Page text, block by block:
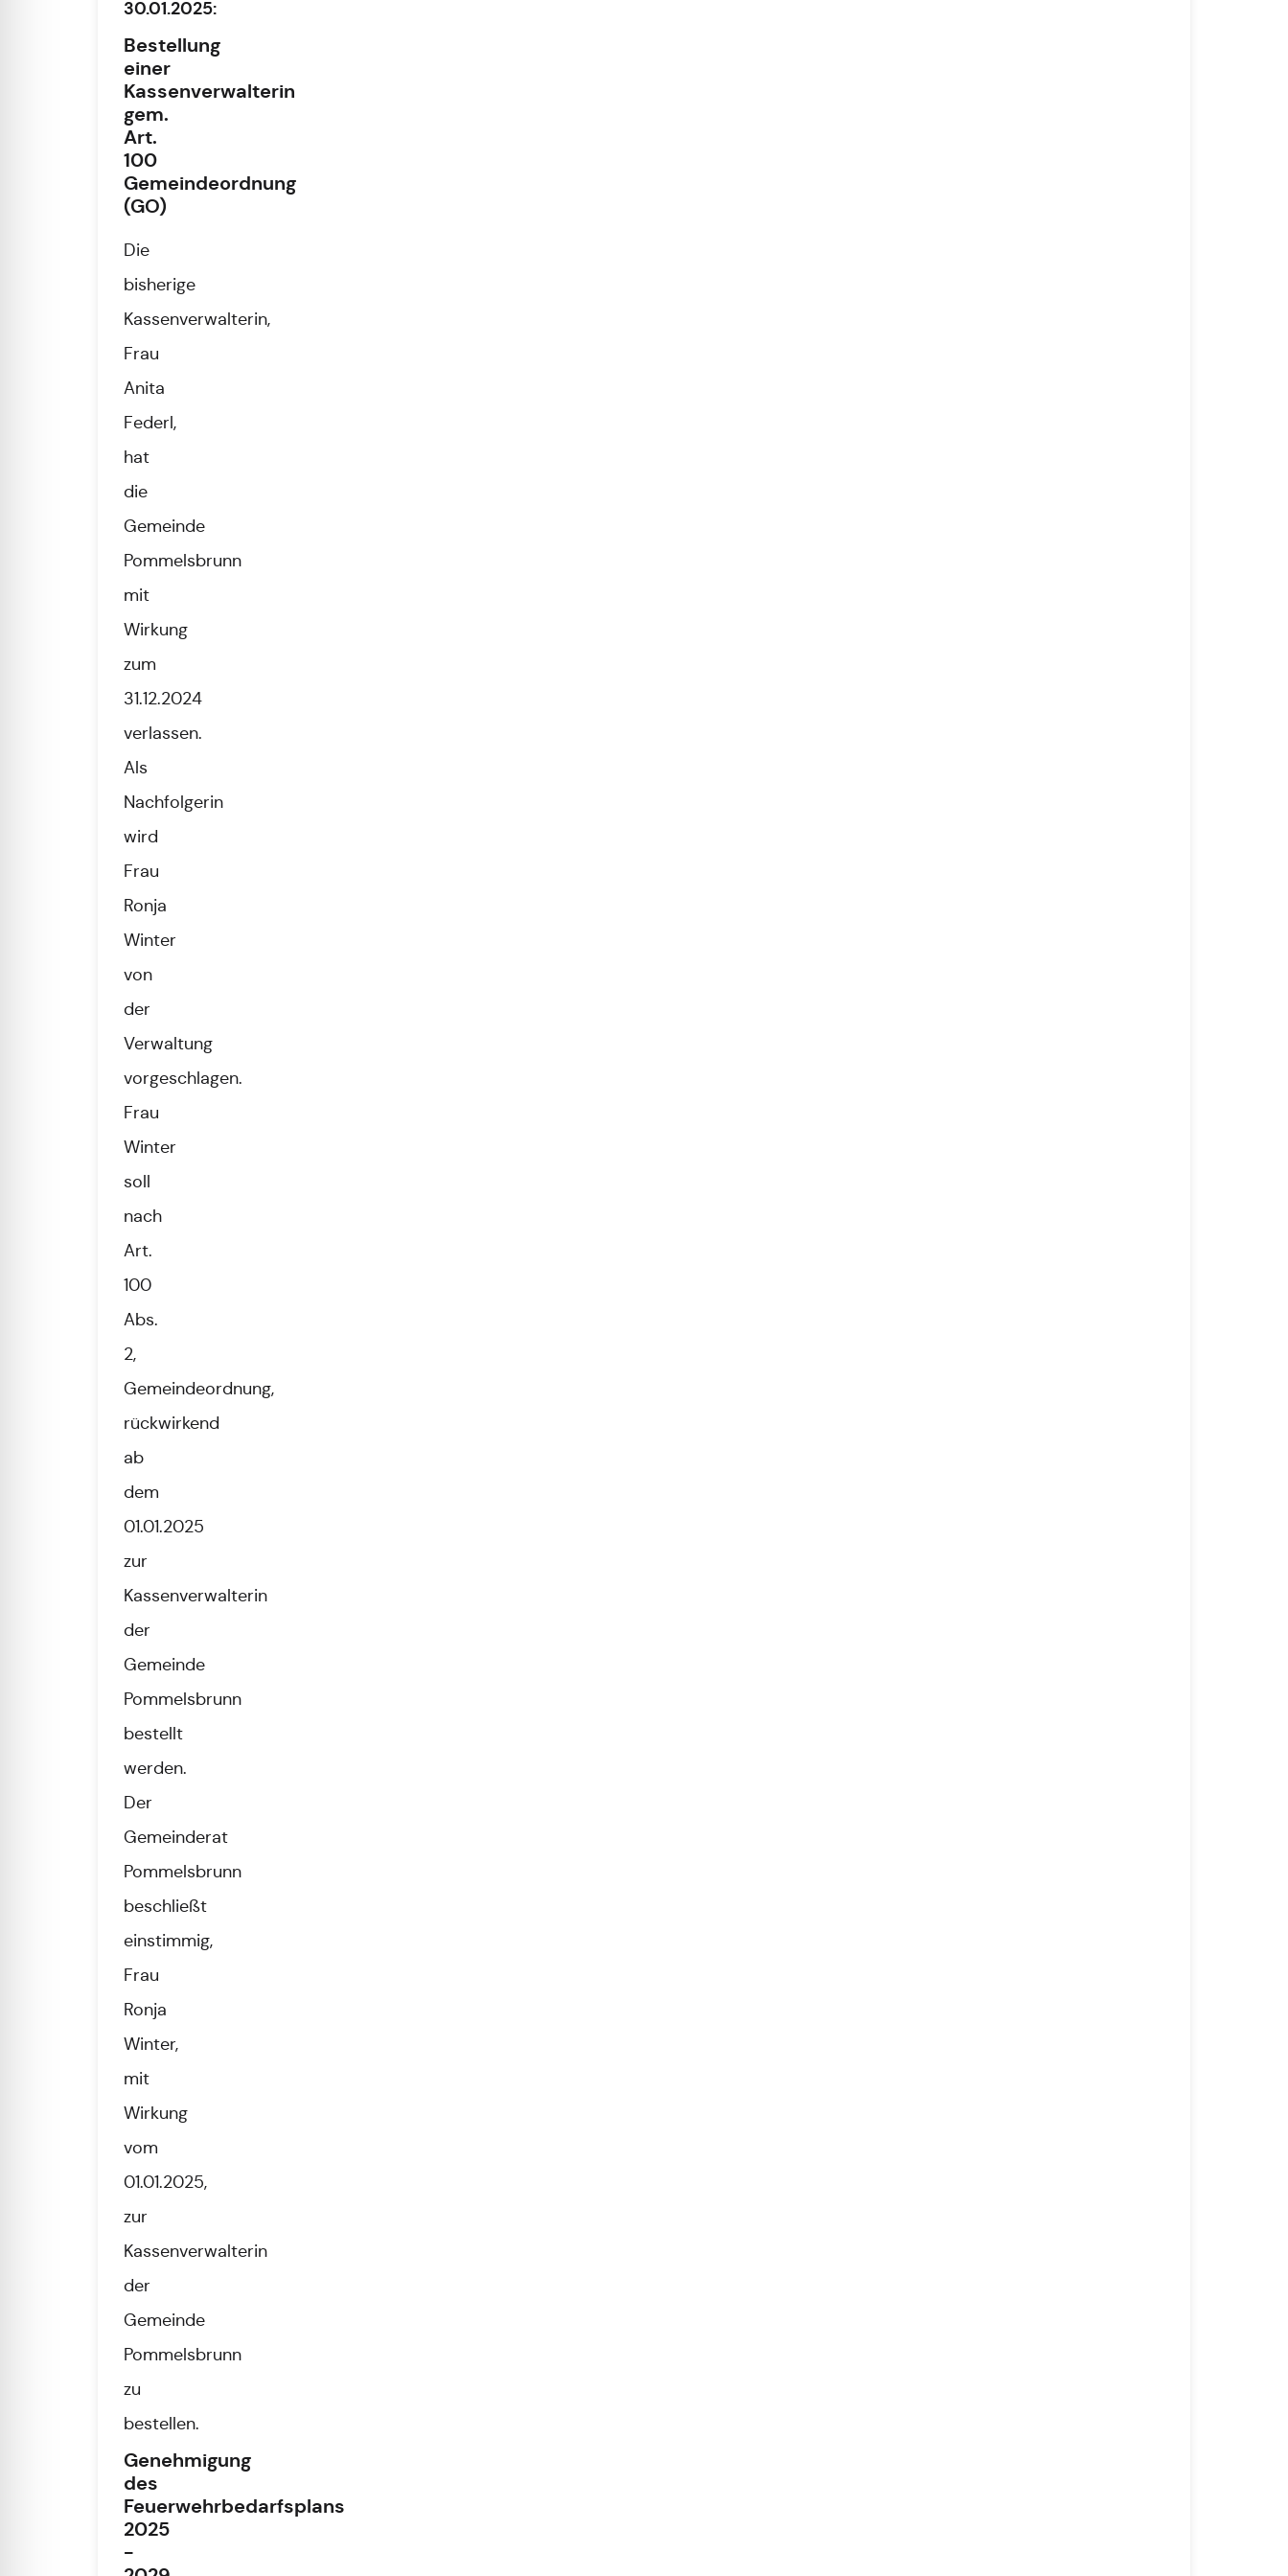
30.01.2025:
Bestellung
einer
Kassenverwalterin
gem.
Art.
100
Gemeindeordnung
(GO)
Die
bisherige
Kassenverwalterin,
Frau
Anita
Federl,
hat
die
Gemeinde
Pommelsbrunn
mit
Wirkung
zum
31.12.2024
verlassen.
Als
Nachfolgerin
wird
Frau
Ronja
Winter
von
der
Verwaltung
vorgeschlagen.
Frau
Winter
soll
nach
Art.
100
Abs.
2,
Gemeindeordnung,
rückwirkend
ab
dem
01.01.2025
zur
Kassenverwalterin
der
Gemeinde
Pommelsbrunn
bestellt
werden.
Der
Gemeinderat
Pommelsbrunn
beschließt
einstimmig,
Frau
Ronja
Winter,
mit
Wirkung
vom
01.01.2025,
zur
Kassenverwalterin
der
Gemeinde
Pommelsbrunn
zu
bestellen.
Genehmigung
des
Feuerwehrbedarfsplans
2025
-